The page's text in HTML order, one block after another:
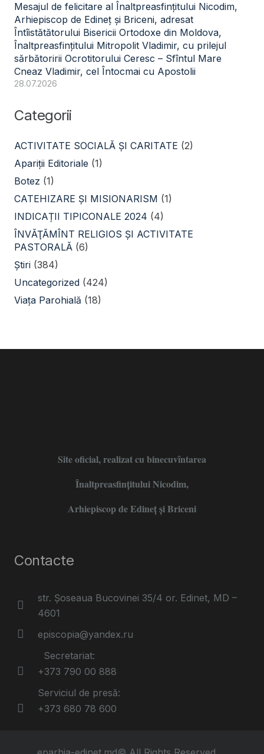
Mesajul de felicitare al Înaltpreasfințitului Nicodim,
Arhiepiscop de Edineț și Briceni, adresat
Întîistătătorului Bisericii Ortodoxe din Moldova,
Înaltpreasfințitului Mitropolit Vladimir, cu prilejul
sărbătoririi Ocrotitorului Ceresc – Sfîntul Mare
Cneaz Vladimir, cel Întocmai cu Apostolii
28.07.2026
Categorii
ACTIVITATE SOCIALĂ ŞI CARITATE (2)
Apariții Editoriale (1)
Botez (1)
CATEHIZARE ŞI MISIONARISM (1)
INDICAȚII TIPICONALE 2024 (4)
ÎNVĂŢĂMÎNT RELIGIOS ŞI ACTIVITATE
PASTORALĂ (6)
Știri (384)
Uncategorized (424)
Viața Parohială (18)
Site oficial, realizat cu binecuvîntarea
Înaltpreasfințitului Nicodim,
Arhiepiscop de Edineţ şi Briceni
Contacte
str. Șoseaua Bucovinei 35/4 or. Edinet, MD –
4601
episcopia@yandex.ru
Secretariat:
+373 790 00 888
Serviciul de presă:
+373 680 78 600